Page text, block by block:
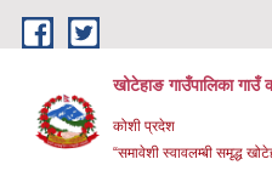
Skip to main content
खोटेहाङ गाउँपालिका गाउँ
कोशी प्रदेश
“समावेशी स्वावलम्बी समृद्ध